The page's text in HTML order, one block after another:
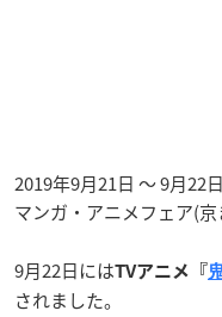
2019年9月21日 ～ 9月22
マンガ・アニメフェア(京
9月22日にはTVアニメ『
されました。